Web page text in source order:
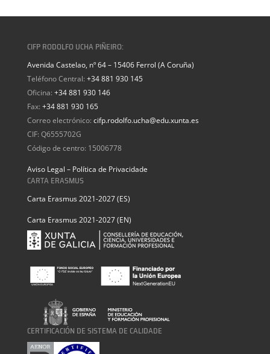
CIFP RODOLFO UCHA PIÑEIRO:
Avenida Castelao, nº 64 – 15406 Ferrol (A Coruña)
Teléfono Central: +34 881 930 145
Oficina: +34 881 930 146
Fax: +34 881 930 165
Correo electrónico: cifp.rodolfo.ucha@edu.xunta.es
CIF: Q6555702G
Código de centro: 15006778
Aviso Legal – Política de Privacidade
CARTA ERASMUS
Carta Erasmus 2021-2027 (ES)
Carta Erasmus 2021-2027 (EN)
CERTIFICACIÓN DE SISTEMA DE CALIDADE